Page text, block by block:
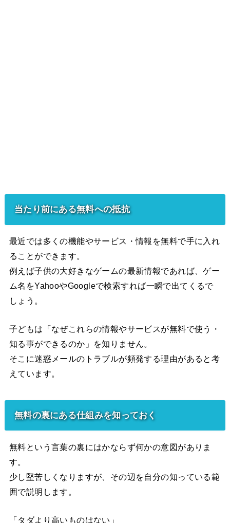
当たり前にある無料への抵抗
最近では多くの機能やサービス・情報を無料で手に入れ
ることができます。
例えば子供の大好きなゲームの最新情報であれば、ゲー
ム名をYahooやGoogleで検索すれば一瞬で出てくるで
しょう。
子どもは「なぜこれらの情報やサービスが無料で使う・
知る事ができるのか」を知りません。
そこに迷惑メールのトラブルが頻発する理由があると考
えています。
無料の裏にある仕組みを知っておく
無料という言葉の裏にはかならず何かの意図がありま
す。
少し堅苦しくなりますが、その辺を自分の知っている範
囲で説明します。
「タダより高いものはない」